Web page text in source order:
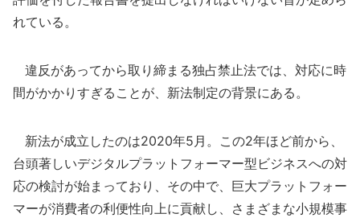
れている。
違反があってから取り締まる独占禁止法では、対応に時
間がかかりすぎることが、新法制定の背景にある。
新法が成立したのは2020年5月。この2年ほど前から、
台頭著しいデジタルプラットフォーマー型ビジネスへの対
応の検討が始まっており、その中で、巨大プラットフォー
マーが消費者の利便性向上に貢献し、さまざまな小規模事